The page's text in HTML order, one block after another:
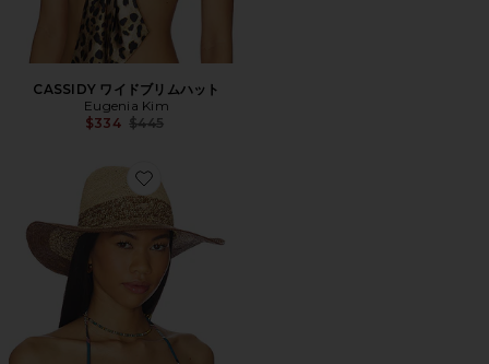
CASSIDY ワイドブリムハット
Eugenia Kim
$334 Previous price:
$445
Favorite LOURDES バケットハット